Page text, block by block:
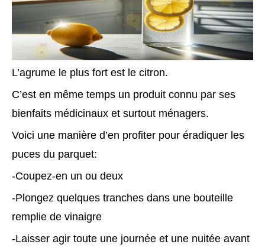
L’agrume le plus fort est le citron.
C’est en même temps un produit connu par ses
bienfaits médicinaux et surtout ménagers.
Voici une manière d’en profiter pour éradiquer les
puces du parquet:
-Coupez-en un ou deux
-Plongez quelques tranches dans une bouteille
remplie de vinaigre
-Laisser agir toute une journée et une nuitée avant